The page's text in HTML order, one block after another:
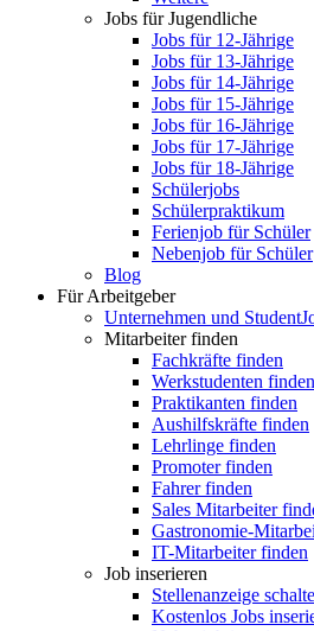
Jobs für Jugendliche
Jobs für 12-Jährige
Jobs für 13-Jährige
Jobs für 14-Jährige
Jobs für 15-Jährige
Jobs für 16-Jährige
Jobs für 17-Jährige
Jobs für 18-Jährige
Schülerjobs
Schülerpraktikum
Ferienjob für Schüler
Nebenjob für Schüler
Blog
Für Arbeitgeber
Unternehmen und
Mitarbeiter finden
Fachkräfte finden
Werkstudenten finden
Praktikanten finden
Aushilfskräfte finden
Lehrlinge finden
Promoter finden
Fahrer finden
Sales Mitarbeiter
Gastronomie-
IT-Mitarbeiter finden
Job inserieren
Stellenanzeige
Kostenlos Jobs